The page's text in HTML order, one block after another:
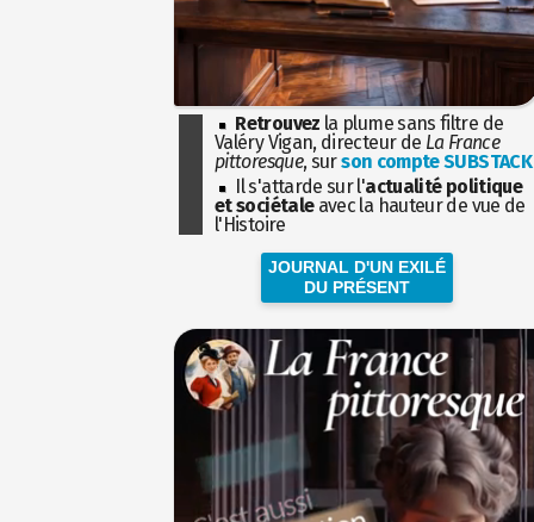
Retrouvez la plume sans filtre de
Valéry Vigan, directeur de La France
pittoresque, surson compte SUBSTACK
Il s'attarde sur l'actualité politique
et sociétaleavec la hauteur de vue de
l'Histoire
JOURNAL D'UN EXILÉ
DU PRÉSENT